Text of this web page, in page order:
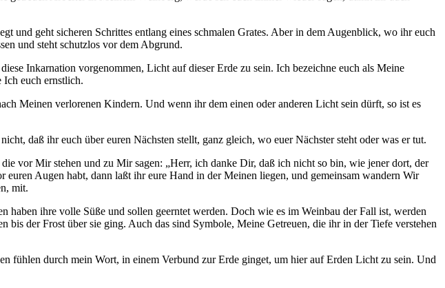
und geht sicheren Schrittes entlang eines schmalen Grates. Aber in dem Augenblick, wo ihr euch
und steht schutzlos vor dem Abgrund.
Inkarnation vorgenommen, Licht auf dieser Erde zu sein. Ich bezeichne euch als Meine
Ich euch ernstlich.
Meinen verlorenen Kindern. Und wenn ihr dem einen oder anderen Licht sein dürft, so ist es
daß ihr euch über euren Nächsten stellt, ganz gleich, wo euer Nächster steht oder was er tut.
vor Mir stehen und zu Mir sagen: „Herr, ich danke Dir, daß ich nicht so bin, wie jener dort, der
Augen habt, dann laßt ihr eure Hand in der Meinen liegen, und gemeinsam wandern Wir
mit.
ihre volle Süße und sollen geerntet werden. Doch wie es im Weinbau der Fall ist, werden
der Frost über sie ging. Auch das sind Symbole, Meine Getreuen, die ihr in der Tiefe verstehen
fühlen durch mein Wort, in einem Verbund zur Erde ginget, um hier auf Erden Licht zu sein. Und